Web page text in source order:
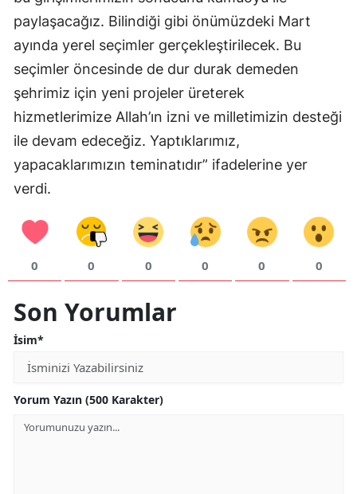
Samsun
Sinop
Sivas
Tekirdağ
Trabzon
paylaşacağız. Bilindiği gibi önümüzdeki Mart
ayında yerel seçimler gerçekleştirilecek. Bu
seçimler öncesinde de dur durak demeden
şehrimiz için yeni projeler üreterek
hizmetlerimize Allah’ın izni ve milletimizin desteği
ile devam edeceğiz. Yaptıklarımız,
yapacaklarımızın teminatıdır” ifadelerine yer
verdi.
0 0 0 0 0 0
Son Yorumlar
İsim*
Yorum Yazın (500 Karakter)